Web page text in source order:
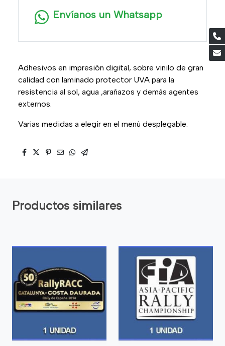
Envíanos un Whatsapp
Adhesivos en impresión digital, sobre vinilo de gran
calidad con laminado protector UVA para la
resistencia al sol, agua ,arañazos y demás agentes
externos.
Varias medidas a elegir en el menú desplegable.
Productos similares